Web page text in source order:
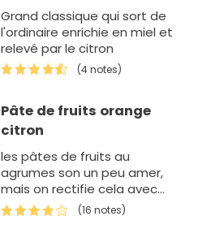
Grand classique qui sort de
l'ordinaire enrichie en miel et
relevé par le citron
(4 notes)
Pâte de fruits orange
citron
les pâtes de fruits au
agrumes son un peu amer,
mais on rectifie cela avec
plus ou moins de sucre
(16 notes)